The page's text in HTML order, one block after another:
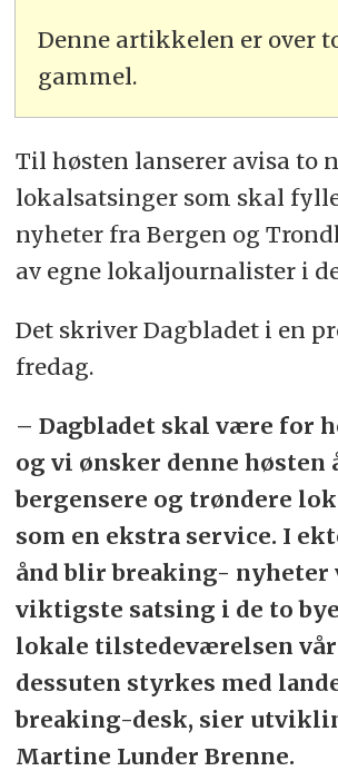
Denne artikkelen er over
gammel.
Til høsten lanserer avisa to
lokalsatsinger som skal
nyheter fra Bergen og
av egne lokaljournalister i
Det skriver Dagbladet i en
fredag.
– Dagbladet skal være for
og vi ønsker denne høsten
bergensere og trøndere
som en ekstra service. I
ånd blir breaking- nyheter
viktigste satsing i de to
lokale tilstedeværelsen
dessuten styrkes med
breaking-desk, sier
Martine Lunder Brenne.